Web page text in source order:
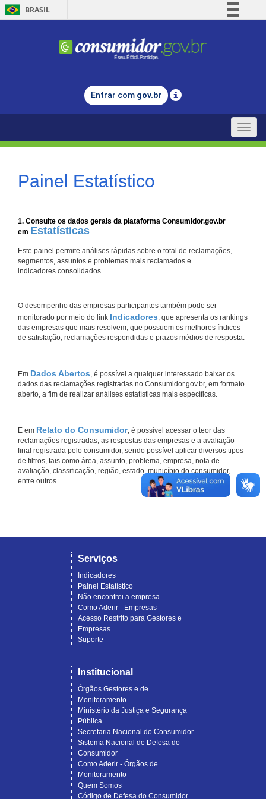
BRASIL
Comunica BR
Legislação
Entrar com gov.br
Toggle
Painel Estatístico
1. Consulte os dados gerais da plataforma Consumidor.gov.br
em Estatísticas
Este painel permite análises rápidas sobre o total de reclamações,
segmentos, assuntos e problemas mais reclamados e
indicadores consolidados.
O desempenho das empresas participantes também pode ser
monitorado por meio do link Indicadores, que apresenta os rankings
das empresas que mais resolvem, que possuem os melhores índices
de satisfação, reclamações respondidas e prazos médios de resposta.
Em Dados Abertos, é possível a qualquer interessado baixar os
dados das reclamações registradas no Consumidor.gov.br, em formato
aberto, a fim de realizar análises estatísticas mais específicas.
E em Relato do Consumidor, é possível acessar o teor das
reclamações registradas, as respostas das empresas e a avaliação
final registrada pelo consumidor, sendo possível aplicar diversos tipos
de filtros, tais como área, assunto, problema, empresa, nota de
avaliação, classificação, região, estado, município do consumidor,
entre outros.
Serviços
Indicadores
Painel Estatístico
Não encontrei a empresa
Como Aderir - Empresas
Acesso Restrito para Gestores e
Empresas
Suporte
Institucional
Órgãos Gestores e de
Monitoramento
Ministério da Justiça e Segurança
Pública
Secretaria Nacional do Consumidor
Sistema Nacional de Defesa do
Consumidor
Como Aderir - Órgãos de
Monitoramento
Quem Somos
Código de Defesa do Consumidor